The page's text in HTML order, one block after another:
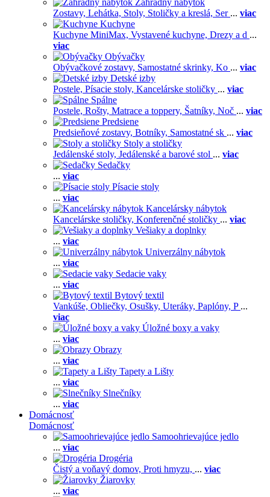
Záhradný nábytok
Zostavy, Lehátka, Stoly, Stoličky a kreslá, Ser ... viac
Kuchyne
Kuchyne MiniMax, Vystavené kuchyne, Drezy a d ...
viac
Obývačky
Obývačkové zostavy, Samostatné skrinky, Ko ... viac
Detské izby
Postele, Písacie stoly, Kancelárske stoličky ... viac
Spálne
Postele, Rošty, Matrace a toppery, Šatníky, Noč ... viac
Predsiene
Predsieňové zostavy, Botníky, Samostatné sk ... viac
Stoly a stoličky
Jedálenské stoly, Jedálenské a barové stol ... viac
Sedačky
... viac
Písacie stoly
... viac
Kancelársky nábytok
Kancelárske stoličky, Konferenčné stoličky ... viac
Vešiaky a doplnky
... viac
Univerzálny nábytok
... viac
Sedacie vaky
... viac
Bytový textil
Vankúše, Obliečky, Osušky, Uteráky, Paplóny, P ...
viac
Úložné boxy a vaky
... viac
Obrazy
... viac
Tapety a Lišty
... viac
Slnečníky
... viac
Domácnosť
Domácnosť
Samoohrievajúce jedlo
... viac
Drogéria
Čistý a voňavý domov, Proti hmyzu, ... viac
Žiarovky
... viac